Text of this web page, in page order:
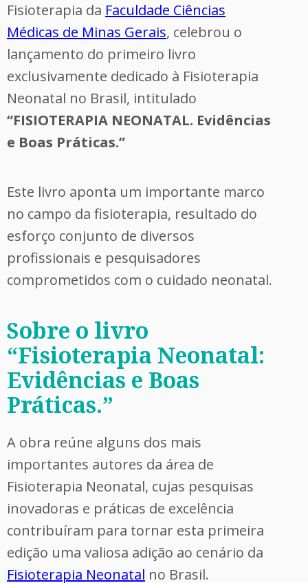
Fisioterapia da Faculdade Ciências
Médicas de Minas Gerais, celebrou o
lançamento do primeiro livro
exclusivamente dedicado à Fisioterapia
Neonatal no Brasil, intitulado
“FISIOTERAPIA NEONATAL. Evidências
e Boas Práticas.”
Este livro aponta um importante marco
no campo da fisioterapia, resultado do
esforço conjunto de diversos
profissionais e pesquisadores
comprometidos com o cuidado neonatal.
Sobre o livro
“Fisioterapia Neonatal:
Evidências e Boas
Práticas.”
A obra reúne alguns dos mais
importantes autores da área de
Fisioterapia Neonatal, cujas pesquisas
inovadoras e práticas de excelência
contribuíram para tornar esta primeira
edição uma valiosa adição ao cenário da
Fisioterapia Neonatal no Brasil.